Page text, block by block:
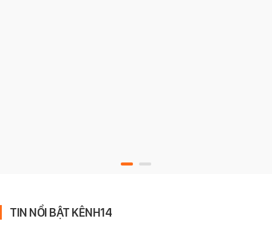
TIN NỔI BẬT KÊNH14